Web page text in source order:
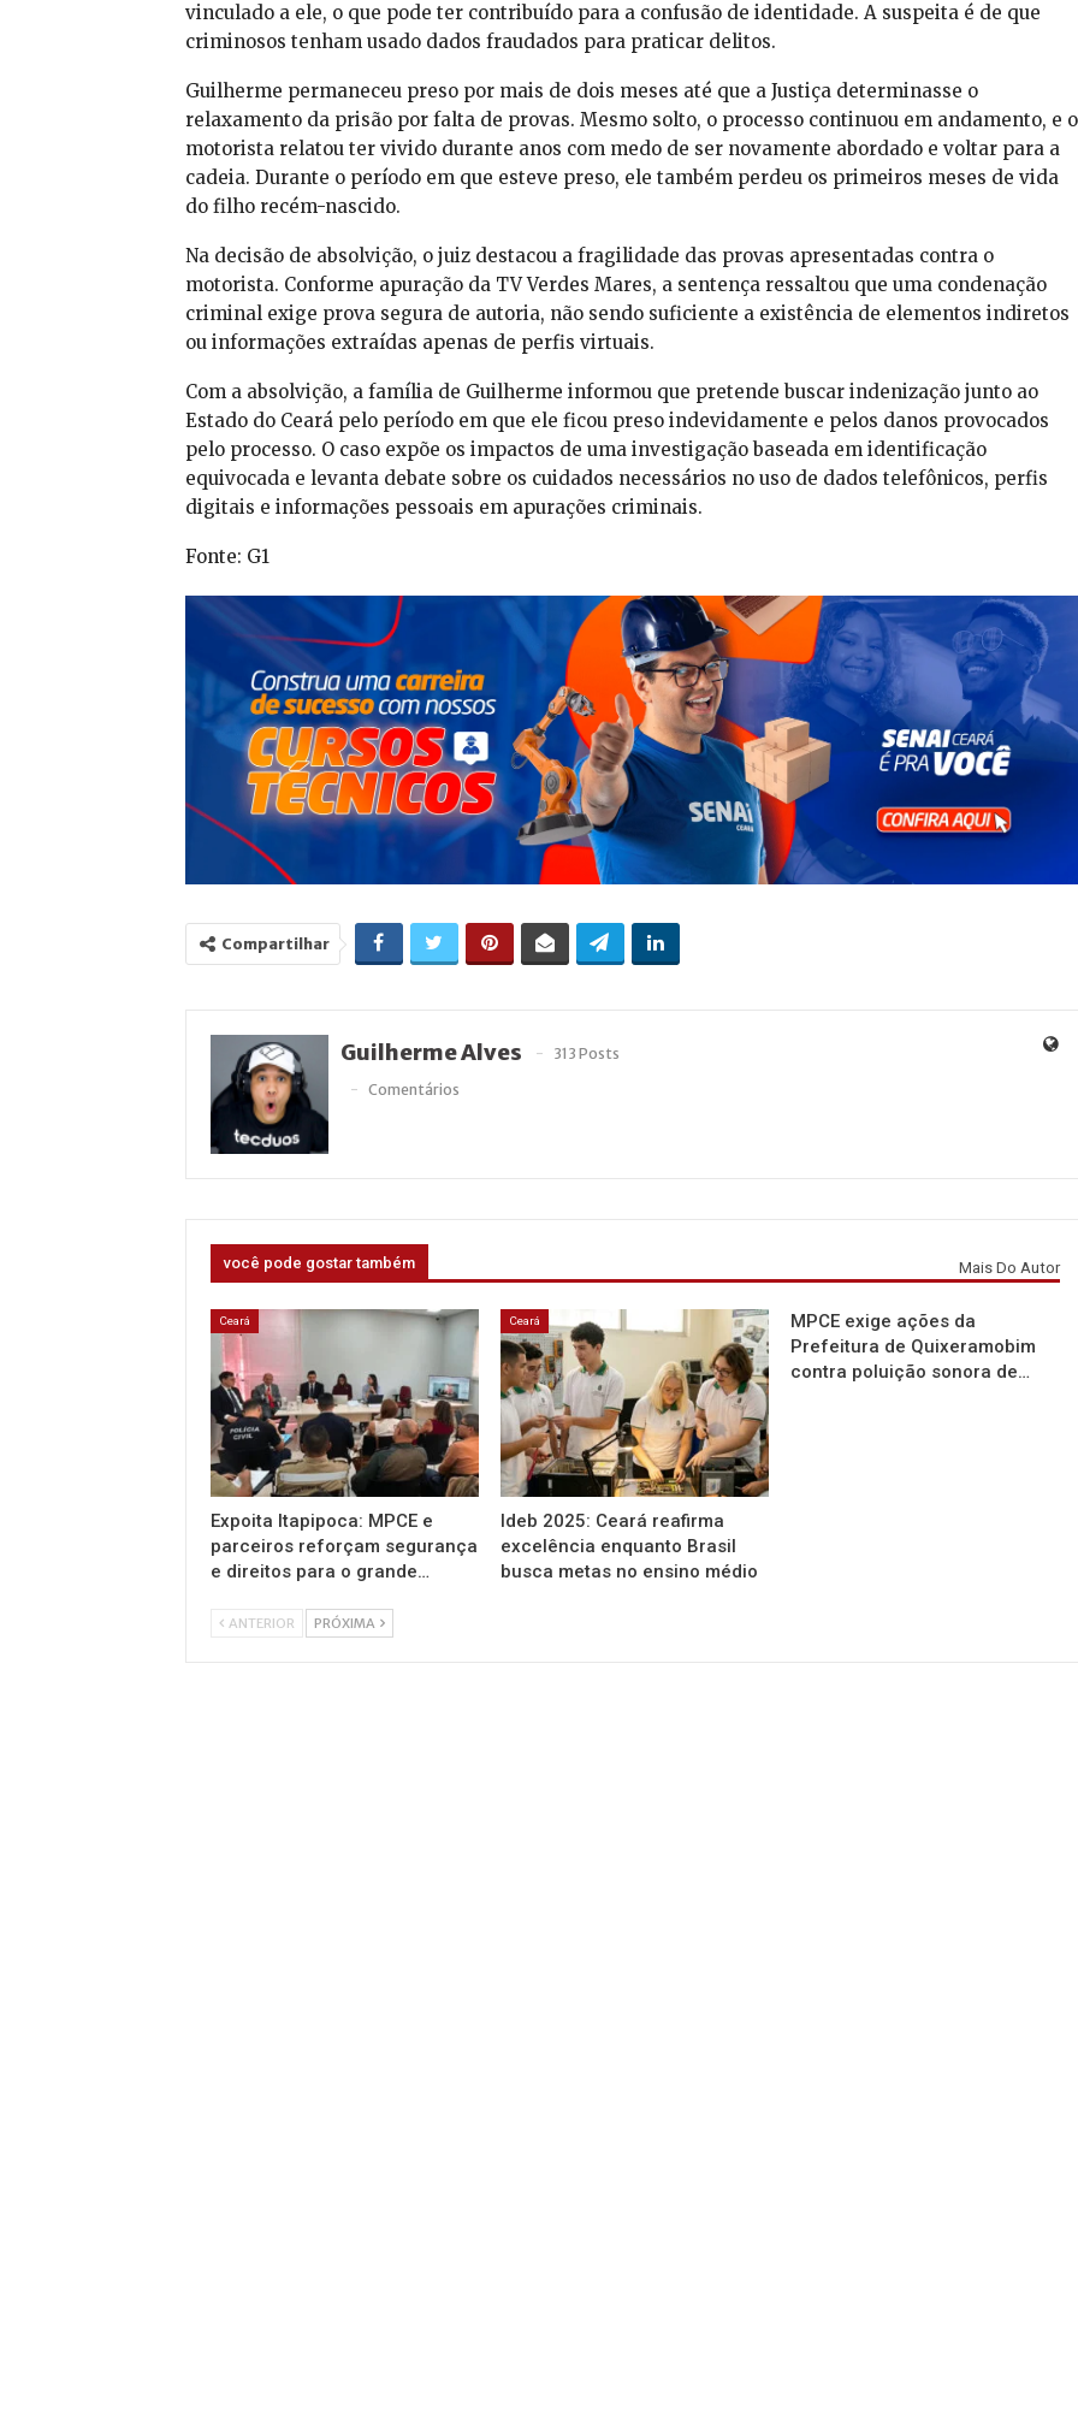
vinculado a ele, o que pode ter contribuído para a confusão de identidade. A suspeita é de que
criminosos tenham usado dados fraudados para praticar delitos.
Guilherme permaneceu preso por mais de dois meses até que a Justiça determinasse o
relaxamento da prisão por falta de provas. Mesmo solto, o processo continuou em andamento, e o
motorista relatou ter vivido durante anos com medo de ser novamente abordado e voltar para a
cadeia. Durante o período em que esteve preso, ele também perdeu os primeiros meses de vida
do filho recém-nascido.
Na decisão de absolvição, o juiz destacou a fragilidade das provas apresentadas contra o
motorista. Conforme apuração da TV Verdes Mares, a sentença ressaltou que uma condenação
criminal exige prova segura de autoria, não sendo suficiente a existência de elementos indiretos
ou informações extraídas apenas de perfis virtuais.
Com a absolvição, a família de Guilherme informou que pretende buscar indenização junto ao
Estado do Ceará pelo período em que ele ficou preso indevidamente e pelos danos provocados
pelo processo. O caso expõe os impactos de uma investigação baseada em identificação
equivocada e levanta debate sobre os cuidados necessários no uso de dados telefônicos, perfis
digitais e informações pessoais em apurações criminais.
Fonte: G1
Compartilhar
Guilherme Alves
313 Posts
Comentários
você pode gostar também Mais Do Autor
Ceará
Expoita Itapipoca: MPCE e
parceiros reforçam segurança
e direitos para o grande…
Ceará
Ideb 2025: Ceará reafirma
excelência enquanto Brasil
busca metas no ensino médio
MPCE exige ações da
Prefeitura de Quixeramobim
contra poluição sonora de…
ANTERIOR PRÓXIMA